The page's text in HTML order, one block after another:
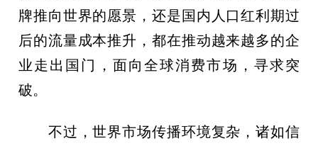
牌推向世界的愿景，还是国内人口红利期过
后的流量成本推升，都在推动越来越多的企
业走出国门，面向全球消费市场，寻求突
破。
不过，世界市场传播环境复杂，诸如信